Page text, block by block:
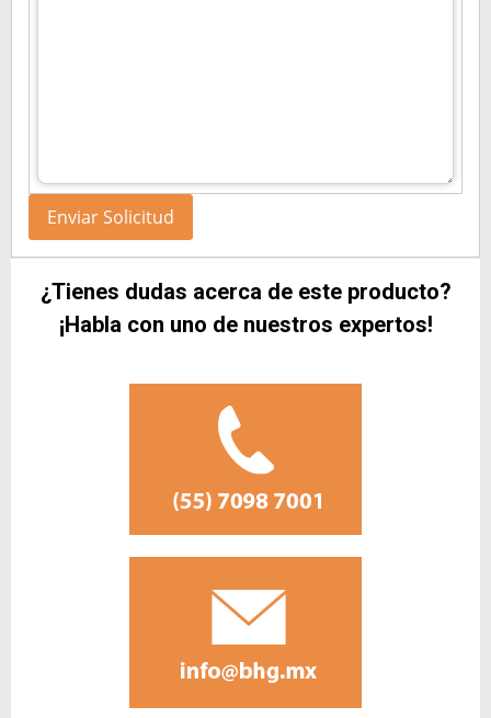
¿Tienes dudas acerca de este producto?
¡Habla con uno de nuestros expertos!